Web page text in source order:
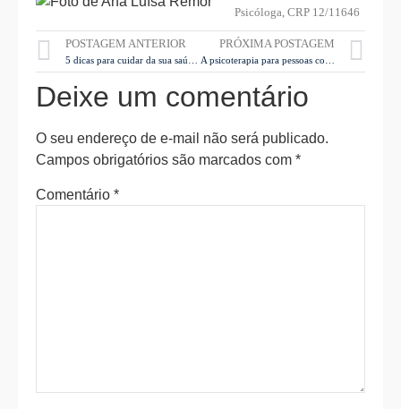
Psicóloga, CRP 12/11646
POSTAGEM ANTERIOR PRÓXIMA POSTAGEM
Deixe um comentário
O seu endereço de e-mail não será publicado.
Campos obrigatórios são marcados com *
Comentário *